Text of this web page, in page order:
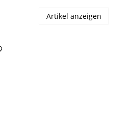
Artikel anzeigen